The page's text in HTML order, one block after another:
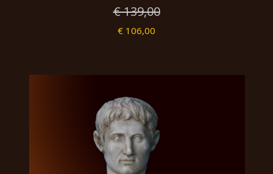
€ 139,00
€ 106,00